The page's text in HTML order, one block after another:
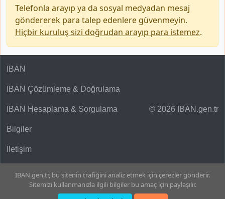
Telefonla arayıp ya da sosyal medyadan mesaj
göndererek para talep edenlere güvenmeyin.
Hiçbir kuruluş sizi doğrudan arayıp para istemez.
© 2026 IBAN.gen.tr
IBAN
IBAN Çözümleme & Doğrulama
IBAN Hesaplama & Sorgulama
Bilgiler
İletişim
IBAN.gen.tr, bu sitenin trafiğini analiz etmek için çerezler gönderir.
Sitemizi kullanmanızla ilgili bilgiler bu amaç için paylaşılır.